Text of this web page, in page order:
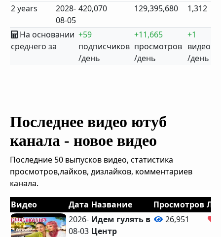
2 years
2028-
08-05
420,070 129,395,680 1,312
На основании
среднего за
+59
подписчиков
/день
+11,665
просмотров
/день
+1
видео
/день
Последнее видео ютуб
канала - новое видео
Последние 50 выпусков видео, статистика
просмотров,лайков, дизлайков, комментариев
канала.
Видео
Дата Название Просмотров
2026-
08-03
Идем гулять в
Центр
26,951